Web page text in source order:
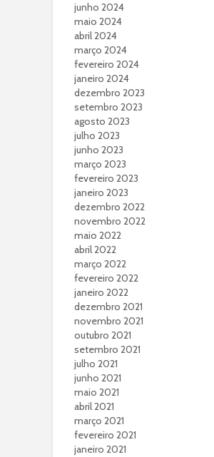
junho 2024
maio 2024
abril 2024
março 2024
fevereiro 2024
janeiro 2024
dezembro 2023
setembro 2023
agosto 2023
julho 2023
junho 2023
março 2023
fevereiro 2023
janeiro 2023
dezembro 2022
novembro 2022
maio 2022
abril 2022
março 2022
fevereiro 2022
janeiro 2022
dezembro 2021
novembro 2021
outubro 2021
setembro 2021
julho 2021
junho 2021
maio 2021
abril 2021
março 2021
fevereiro 2021
janeiro 2021